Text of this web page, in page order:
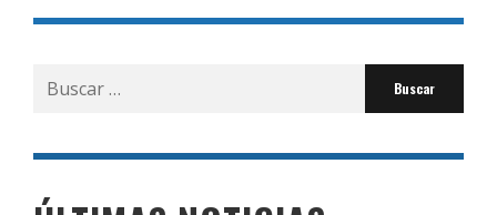
Buscar
por: